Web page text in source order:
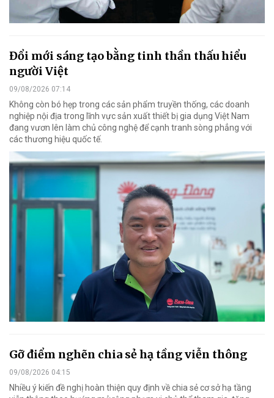
Đổi mới sáng tạo bằng tinh thần thấu hiểu
người Việt
09/08/2026 07:14
Không còn bó hẹp trong các sản phẩm truyền thống, các doanh
nghiệp nội địa trong lĩnh vực sản xuất thiết bị gia dụng Việt Nam
đang vươn lên làm chủ công nghệ để cạnh tranh sòng phẳng với
các thương hiệu quốc tế.
Gỡ điểm nghẽn chia sẻ hạ tầng viễn thông
09/08/2026 04:15
Nhiều ý kiến đề nghị hoàn thiện quy định về chia sẻ cơ sở hạ tầng